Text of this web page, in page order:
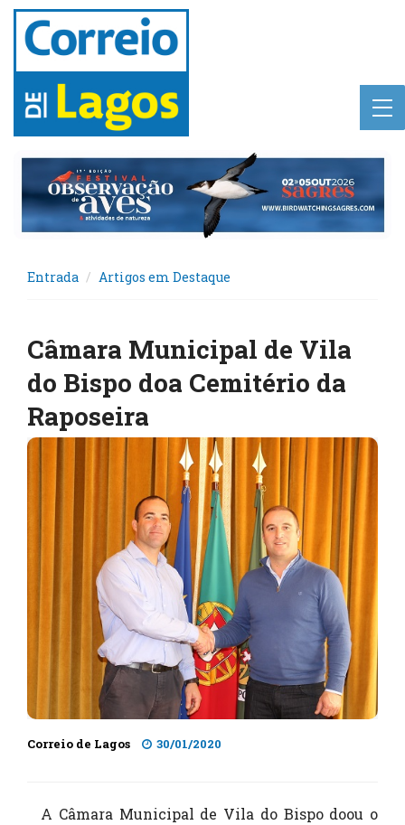
Entrada Artigos em Destaque
Câmara Municipal de Vila
do Bispo doa Cemitério da
Raposeira
Correio de Lagos 30/01/2020
A Câmara Municipal de Vila do Bispo doou o